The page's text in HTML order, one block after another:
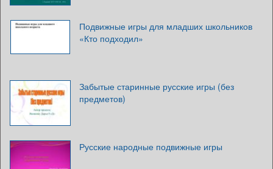
Подвижные игры для младших школьников
«Кто подходил»
Забытые старинные русские игры (без
предметов)
Русские народные подвижные игры